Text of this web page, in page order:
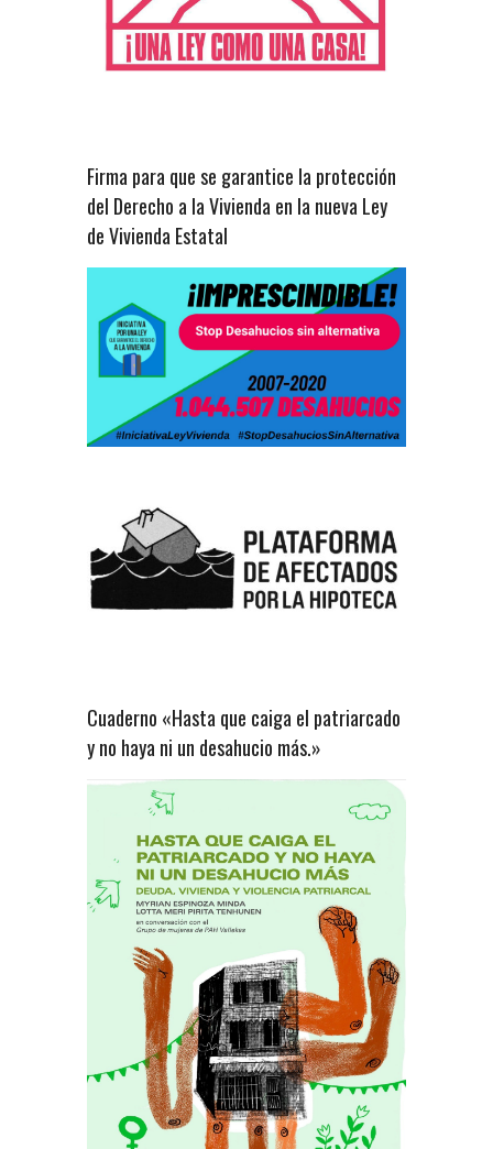
Firma para que se garantice la protección
del Derecho a la Vivienda en la nueva Ley
de Vivienda Estatal
Cuaderno «Hasta que caiga el patriarcado
y no haya ni un desahucio más.»